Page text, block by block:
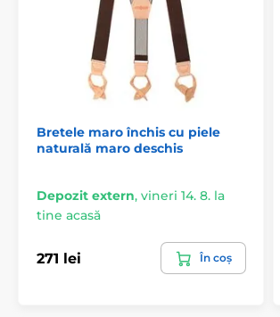
Bretele maro închis cu piele
naturală maro deschis
Depozit extern, vineri 14. 8. la
tine acasă
271 lei În coș